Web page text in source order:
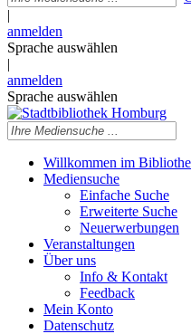
|
anmelden
Sprache auswählen
|
anmelden
Sprache auswählen
Willkommen im
Mediensuche
Einfache Suche
Erweiterte Suche
Neuerwerbungen
Veranstaltungen
Über uns
Info & Kontakt
Feedback
Mein Konto
Datenschutz